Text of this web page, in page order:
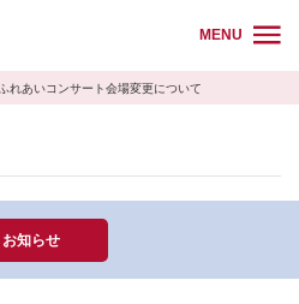
MENU
ふれあいコンサート会場変更について
お知らせ